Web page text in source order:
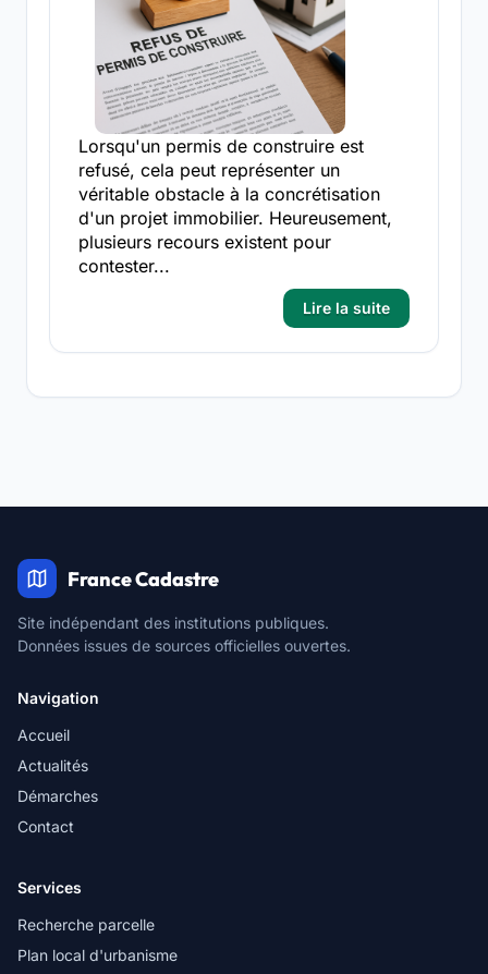
Lorsqu'un permis de construire est
refusé, cela peut représenter un
véritable obstacle à la concrétisation
d'un projet immobilier. Heureusement,
plusieurs recours existent pour
contester...
Lire la suite
France Cadastre
Site indépendant des institutions publiques.
Données issues de sources officielles ouvertes.
Navigation
Accueil
Actualités
Démarches
Contact
Services
Recherche parcelle
Plan local d'urbanisme